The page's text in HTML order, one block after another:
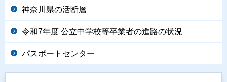
神奈川県の活断層
令和7年度 公立中学校等卒業者の進路の状況
パスポートセンター